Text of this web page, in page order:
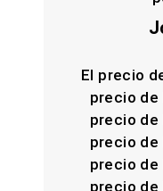
El precio
precio de
precio de
precio de
precio de
precio de